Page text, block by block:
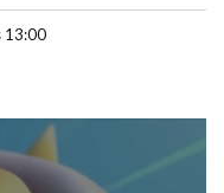
13:00